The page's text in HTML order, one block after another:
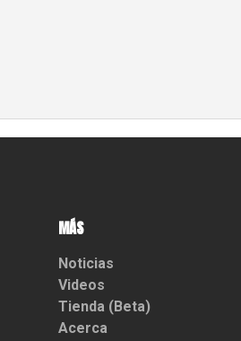
MÁS
Noticias
Videos
Tienda (Beta)
Acerca